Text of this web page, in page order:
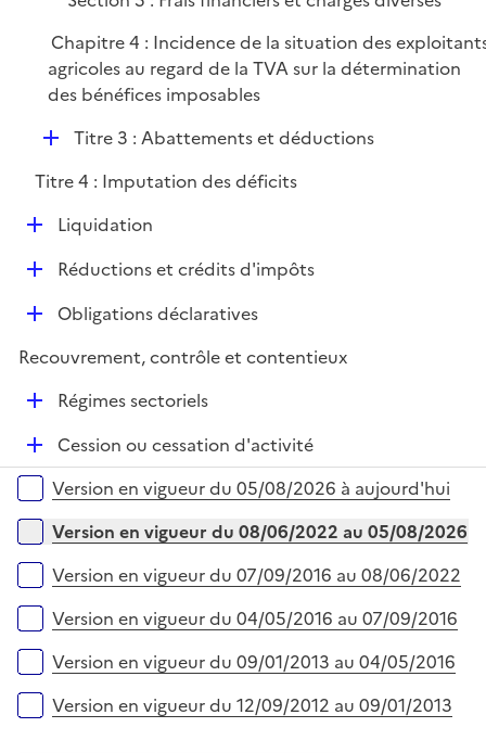
p
l
i
e
Chapitre 4 : Incidence de la situation des
agricoles au regard de la TVA sur la détermination
des bénéfices imposables
D
p
e
Titre 3 : Abattements et déductions
Titre 4 : Imputation des déficits
D
e
Liquidation
D
i
Réductions et crédits d'impôts
D
p
r
Obligations déclaratives
Recouvrement, contrôle et contentieux
D
e
Régimes sectoriels
D
é
p
e
Cession ou cessation d'activité
Versions sur la période
Version en vigueur du 05/08/2026 à aujourd'hui
Version en vigueur du 08/06/2022 au 05/08/2026
Version en vigueur du 07/09/2016 au 08/06/2022
Version en vigueur du 04/05/2016 au 07/09/2016
Version en vigueur du 09/01/2013 au 04/05/2016
Version en vigueur du 12/09/2012 au 09/01/2013